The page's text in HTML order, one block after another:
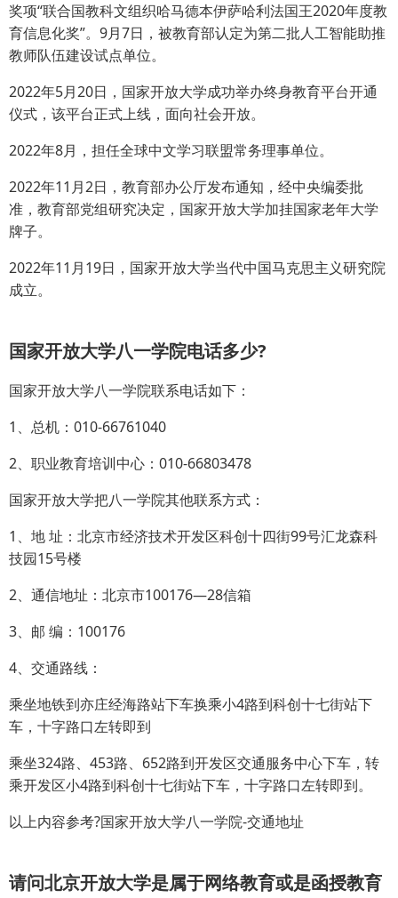
奖项“联合国教科文组织哈马德本伊萨哈利法国王2020年度教
育信息化奖”。9月7日，被教育部认定为第二批人工智能助推
教师队伍建设试点单位。
2022年5月20日，国家开放大学成功举办终身教育平台开通
仪式，该平台正式上线，面向社会开放。
2022年8月，担任全球中文学习联盟常务理事单位。
2022年11月2日，教育部办公厅发布通知，经中央编委批
准，教育部党组研究决定，国家开放大学加挂国家老年大学
牌子。
2022年11月19日，国家开放大学当代中国马克思主义研究院
成立。
国家开放大学八一学院电话多少?
国家开放大学八一学院联系电话如下：
1、总机：010-66761040
2、职业教育培训中心：010-66803478
国家开放大学把八一学院其他联系方式：
1、地 址：北京市经济技术开发区科创十四街99号汇龙森科
技园15号楼
2、通信地址：北京市100176—28信箱
3、邮 编：100176
4、交通路线：
乘坐地铁到亦庄经海路站下车换乘小4路到科创十七街站下
车，十字路口左转即到
乘坐324路、453路、652路到开发区交通服务中心下车，转
乘开发区小4路到科创十七街站下车，十字路口左转即到。
以上内容参考?国家开放大学八一学院-交通地址
请问北京开放大学是属于网络教育或是函授教育